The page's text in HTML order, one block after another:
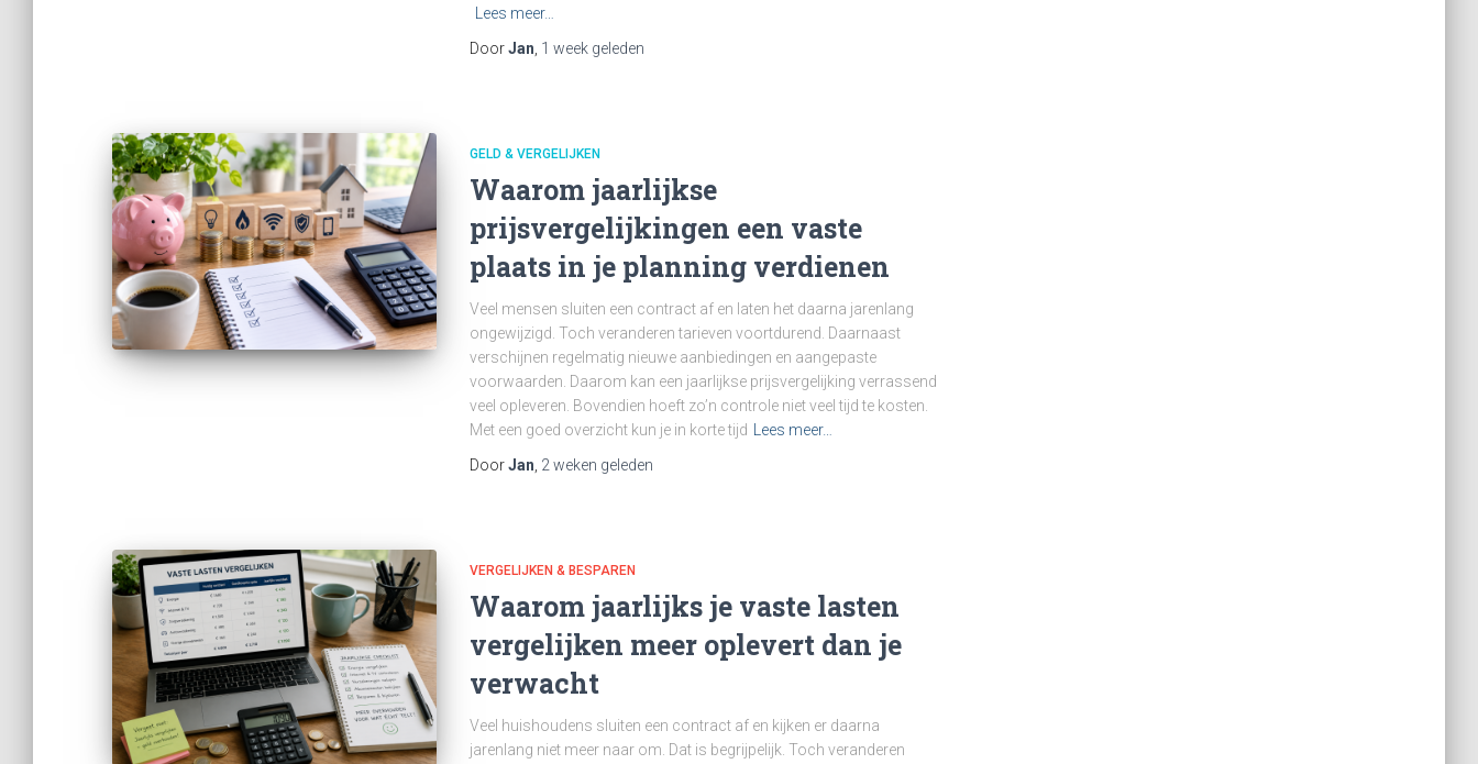
Lees meer…
DoorJan 1 week geleden
GELD & VERGELIJKEN
Waarom jaarlijkse
prijsvergelijkingen een vaste
plaats in je planning verdienen
Veel mensen sluiten een contract af en laten het daarna jarenlang
ongewijzigd. Toch veranderen tarieven voortdurend. Daarnaast
verschijnen regelmatig nieuwe aanbiedingen en aangepaste
voorwaarden. Daarom kan een jaarlijkse prijsvergelijking verrassend
veel opleveren. Bovendien hoeft zo’n controle niet veel tijd te kosten.
Met een goed overzicht kun je in korte tijd
Lees meer…
DoorJan 2 weken geleden
VERGELIJKEN & BESPAREN
Waarom jaarlijks je vaste lasten
vergelijken meer oplevert dan je
verwacht
Veel huishoudens sluiten een contract af en kijken er daarna
jarenlang niet meer naar om. Dat is begrijpelijk. Toch veranderen